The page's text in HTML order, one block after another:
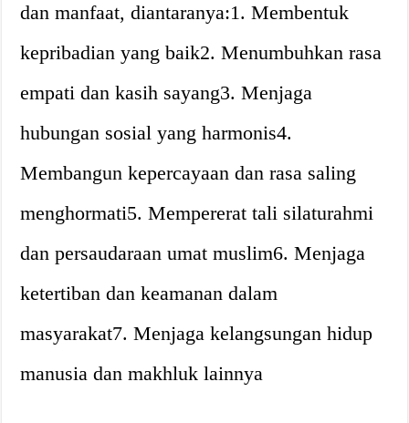
dan manfaat, diantaranya:1. Membentuk
kepribadian yang baik2. Menumbuhkan rasa
empati dan kasih sayang3. Menjaga
hubungan sosial yang harmonis4.
Membangun kepercayaan dan rasa saling
menghormati5. Mempererat tali silaturahmi
dan persaudaraan umat muslim6. Menjaga
ketertiban dan keamanan dalam
masyarakat7. Menjaga kelangsungan hidup
manusia dan makhluk lainnya